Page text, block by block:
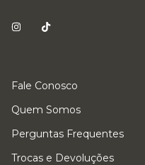
Fale Conosco
Quem Somos
Perguntas Frequentes
Trocas e Devoluções